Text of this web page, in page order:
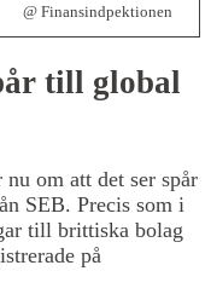
@ Finansindpektionen
till global
om att det ser spår
SEB. Precis som i
till brittiska bolag
på